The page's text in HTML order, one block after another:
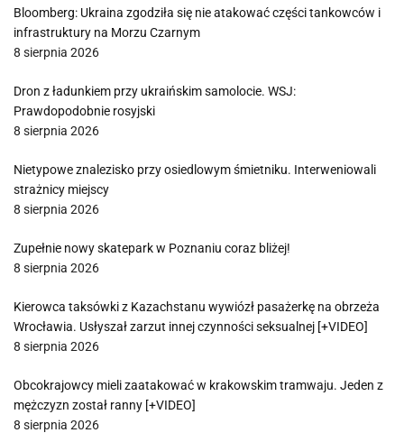
Bloomberg: Ukraina zgodziła się nie atakować części tankowców i
infrastruktury na Morzu Czarnym
8 sierpnia 2026
Dron z ładunkiem przy ukraińskim samolocie. WSJ:
Prawdopodobnie rosyjski
8 sierpnia 2026
Nietypowe znalezisko przy osiedlowym śmietniku. Interweniowali
strażnicy miejscy
8 sierpnia 2026
Zupełnie nowy skatepark w Poznaniu coraz bliżej!
8 sierpnia 2026
Kierowca taksówki z Kazachstanu wywiózł pasażerkę na obrzeża
Wrocławia. Usłyszał zarzut innej czynności seksualnej [+VIDEO]
8 sierpnia 2026
Obcokrajowcy mieli zaatakować w krakowskim tramwaju. Jeden z
mężczyzn został ranny [+VIDEO]
8 sierpnia 2026